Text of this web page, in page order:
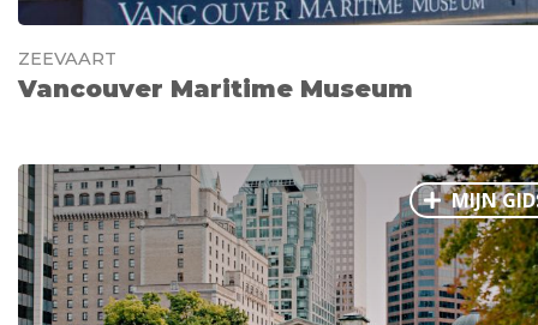
ZEEVAART
Vancouver Maritime Museum
MIJN